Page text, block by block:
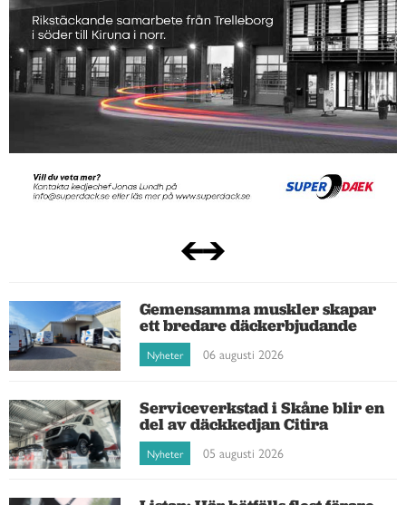
Gemensamma muskler skapar
ett bredare däckerbjudande
Nyheter 06 augusti 2026
Serviceverkstad i Skåne blir en
del av däckkedjan Citira
Nyheter 05 augusti 2026